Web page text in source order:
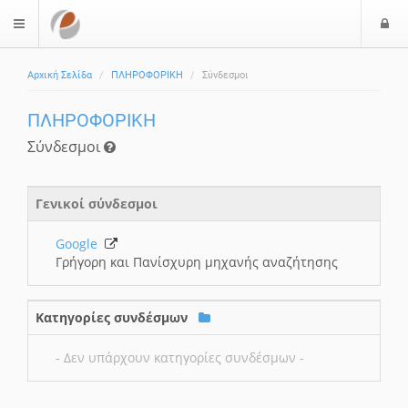
$langMenu
Αρχική Σελίδα ΠΛΗΡΟΦΟΡΙΚΗ Σύνδεσμοι
ΠΛΗΡΟΦΟΡΙΚΗ
Σύνδεσμοι
Γενικοί σύνδεσμοι
Google
Γρήγορη και Πανίσχυρη μηχανής αναζήτησης
Κατηγορίες συνδέσμων
- Δεν υπάρχουν κατηγορίες συνδέσμων -